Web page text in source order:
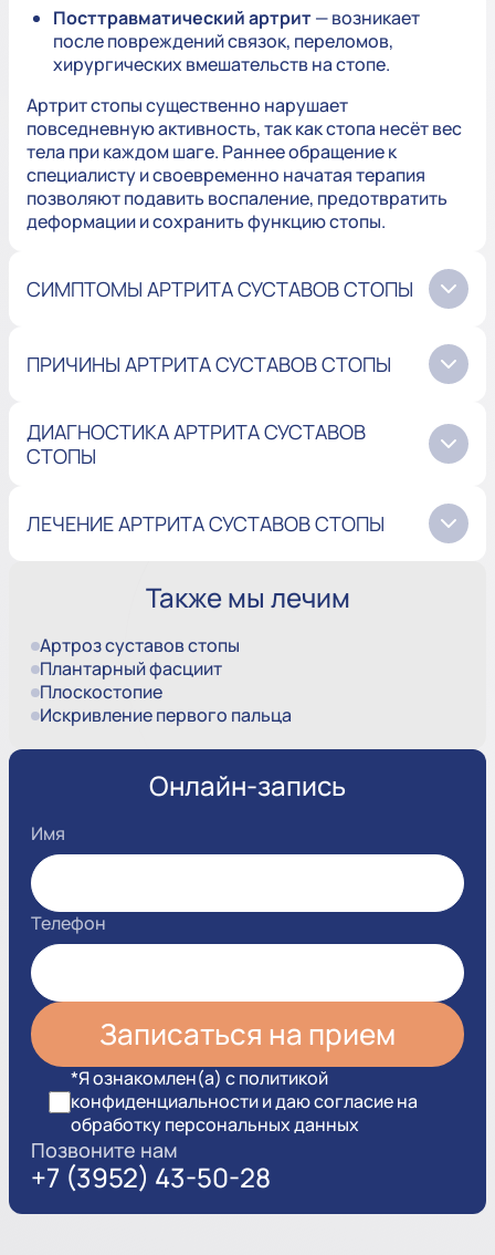
Посттравматический артрит— возникает
после повреждений связок, переломов,
хирургических вмешательств на стопе.
Артрит стопы существенно нарушает
повседневную активность, так как стопа несёт вес
тела при каждом шаге. Раннее обращение к
специалисту и своевременно начатая терапия
позволяют подавить воспаление, предотвратить
деформации и сохранить функцию стопы.
СИМПТОМЫ АРТРИТА СУСТАВОВ СТОПЫ
ПРИЧИНЫ АРТРИТА СУСТАВОВ СТОПЫ
ДИАГНОСТИКА АРТРИТА СУСТАВОВ
СТОПЫ
ЛЕЧЕНИЕ АРТРИТА СУСТАВОВ СТОПЫ
Также мы лечим
Артроз суставов стопы
Плантарный фасциит
Плоскостопие
Искривление первого пальца
Онлайн-запись
Имя
Телефон
*Я ознакомлен(а) с политикой
конфиденциальности и даю согласие на
обработку персональных данных
Позвоните нам
+7 (3952) 43-50-28